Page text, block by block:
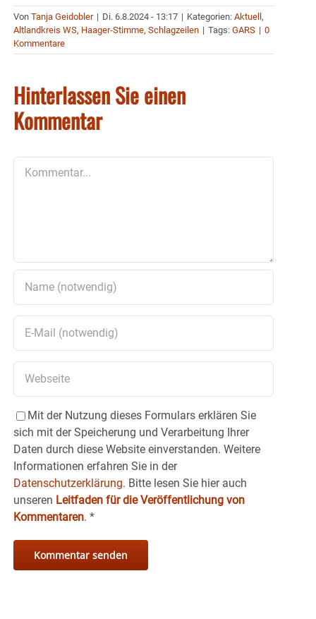
Von Tanja Geidobler | Di. 6.8.2024 - 13:17 | Kategorien: Aktuell,
Altlandkreis WS, Haager-Stimme, Schlagzeilen | Tags: GARS | 0
Kommentare
Hinterlassen Sie einen
Kommentar
Mit der Nutzung dieses Formulars erklären Sie
sich mit der Speicherung und Verarbeitung Ihrer
Daten durch diese Website einverstanden. Weitere
Informationen erfahren Sie in der
Datenschutzerklärung. Bitte lesen Sie hier auch
unseren Leitfaden für die Veröffentlichung von
Kommentaren. *